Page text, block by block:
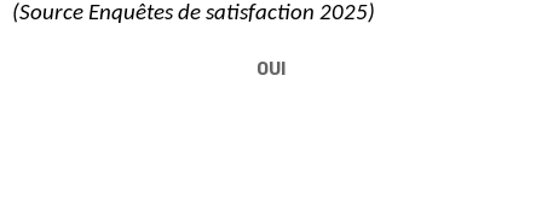
(Source Enquêtes de satisfaction 2025)
OUI